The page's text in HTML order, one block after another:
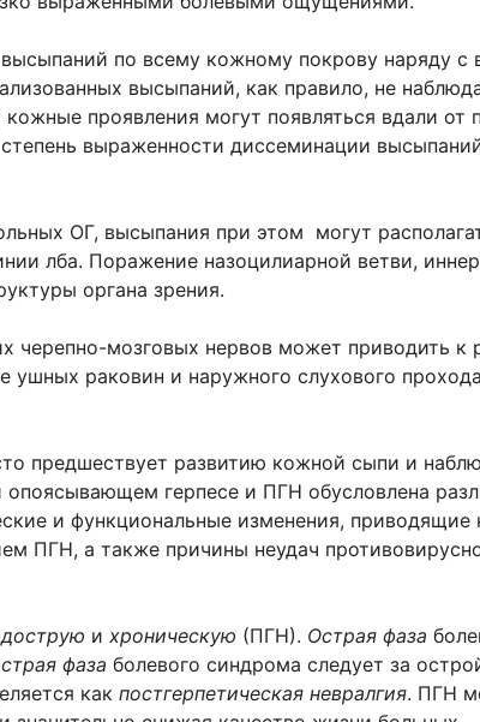
по всему кожному покрову наряду с
высыпаний, как правило, не
проявления могут появляться вдали от
выраженности диссеминации
ОГ, высыпания при этом могут
лба. Поражение назоцилиарной ветви,
органа зрения.
черепно-мозговых нервов может приводить к
ушных раковин и наружного слухового
предшествует развитию кожной сыпи и
герпесе и ПГН обусловлена
и функциональные изменения,
ПГН, а также причины неудач
и хроническую (ПГН). Острая фаза
фаза болевого синдрома следует за
как постгерпетическая невралгия. ПГН